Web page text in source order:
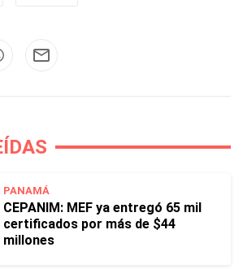
PANAMÁ
CEPANIM: MEF ya entregó 65 mil
certificados por más de $44
millones